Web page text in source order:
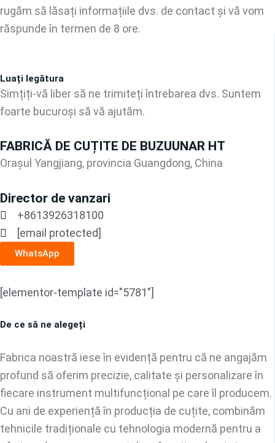
rugăm să lăsați informațiile dvs. de contact și vă vom
răspunde în termen de 8 ore.
Luați legătura
Simțiți-vă liber să ne trimiteți întrebarea dvs. Suntem
foarte bucuroși să vă ajutăm.
FABRICĂ DE CUȚITE DE BUZUUNAR HT
Orașul Yangjiang, provincia Guangdong, China
Director de vanzari
+8613926318100
[email protected]
WhatsApp
[elementor-template id="5781"]
De ce să ne alegeți
Fabrica noastră iese în evidență pentru că ne angajăm
profund să oferim precizie, calitate și personalizare în
fiecare instrument multifuncțional pe care îl producem.
Cu ani de experiență în producția de cuțite, combinăm
tehnicile tradiționale cu tehnologia modernă pentru a